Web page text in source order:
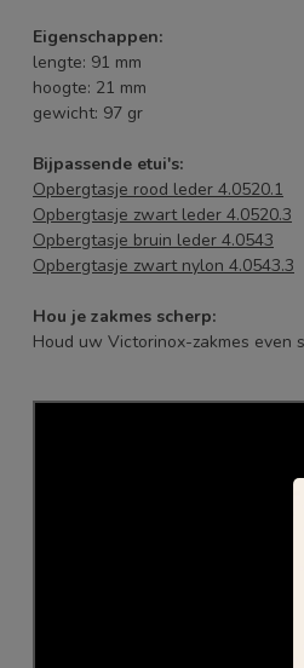
Eigenschappen:
lengte: 91 mm
hoogte: 21 mm
gewicht: 97 gr
Bijpassende etui's:
Opbergtasje rood leder 4.0520.1
Opbergtasje zwart leder 4.0520.3
Opbergtasje bruin leder 4.0543
Opbergtasje zwart nylon 4.0543.3
Hou je zakmes scherp:
Houd uw Victorinox-zakmes even